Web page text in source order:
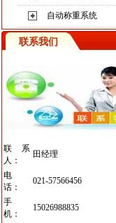
自动称重系统
联系我们
联系
人：
田经理
电
话：
021-57566456
手
机：
15026988835